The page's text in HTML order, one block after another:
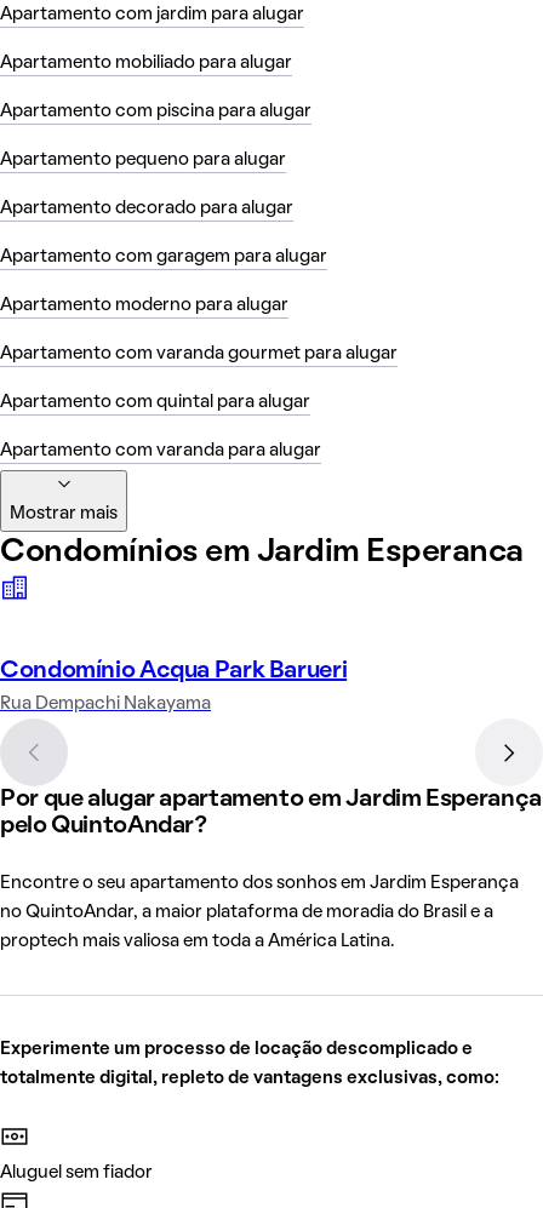
Apartamento com jardim para alugar
Apartamento mobiliado para alugar
Apartamento com piscina para alugar
Apartamento pequeno para alugar
Apartamento decorado para alugar
Apartamento com garagem para alugar
Apartamento moderno para alugar
Apartamento com varanda gourmet para alugar
Apartamento com quintal para alugar
Apartamento com varanda para alugar
Mostrar mais
Condomínios em Jardim Esperanca
Condomínio Acqua Park Barueri
Rua Dempachi Nakayama
Por que alugar apartamento em Jardim Esperança
pelo QuintoAndar?
Encontre o seu apartamento dos sonhos em Jardim Esperança
no QuintoAndar, a maior plataforma de moradia do Brasil e a
proptech mais valiosa em toda a América Latina.
Experimente um processo de locação descomplicado e
totalmente digital, repleto de vantagens exclusivas, como:
Aluguel sem fiador